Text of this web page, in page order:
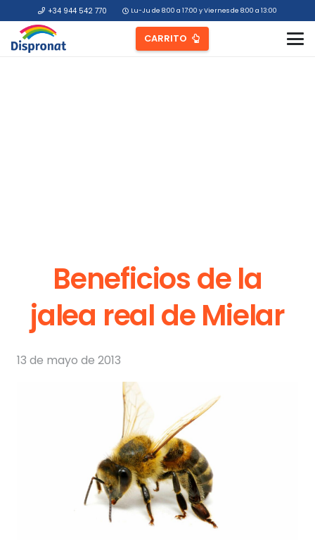
+34 944 542 770 Lu-Ju de 8:00 a 17:00 y Viernes de 8:00 a 13:00
CARRITO
Beneficios de la
jalea real de Mielar
13 de mayo de 2013